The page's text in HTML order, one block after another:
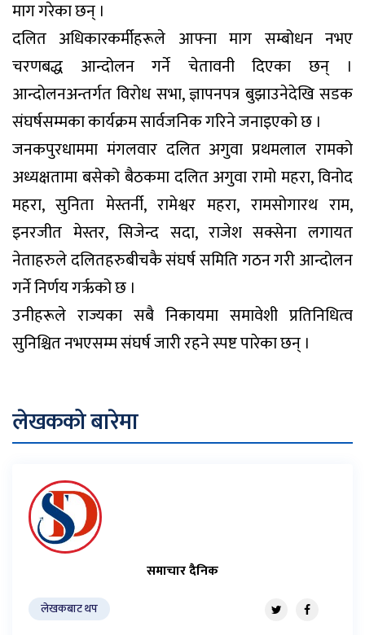
माग गरेका छन् ।
दलित अधिकारकर्मीहरूले आफ्ना माग सम्बोधन नभए
चरणबद्ध आन्दोलन गर्ने चेतावनी दिएका छन् ।
आन्दोलनअन्तर्गत विरोध सभा, ज्ञापनपत्र बुझाउनेदेखि सडक
संघर्षसम्मका कार्यक्रम सार्वजनिक गरिने जनाइएको छ ।
जनकपुरधाममा मंगलवार दलित अगुवा प्रथमलाल रामको
अध्यक्षतामा बसेको बैठकमा दलित अगुवा रामो महरा, विनोद
महरा, सुनिता मेस्तर्नी, रामेश्वर महरा, रामसोगारथ राम,
इनरजीत मेस्तर, सिजेन्द सदा, राजेश सक्सेना लगायत
नेताहरुले दलितहरुबीचकै संघर्ष समिति गठन गरी आन्दोलन
गर्ने निर्णय गरृको छ ।
उनीहरूले राज्यका सबै निकायमा समावेशी प्रतिनिधित्व
सुनिश्चित नभएसम्म संघर्ष जारी रहने स्पष्ट पारेका छन् ।
लेखकको बारेमा
समाचार दैनिक
लेखकबाट थप